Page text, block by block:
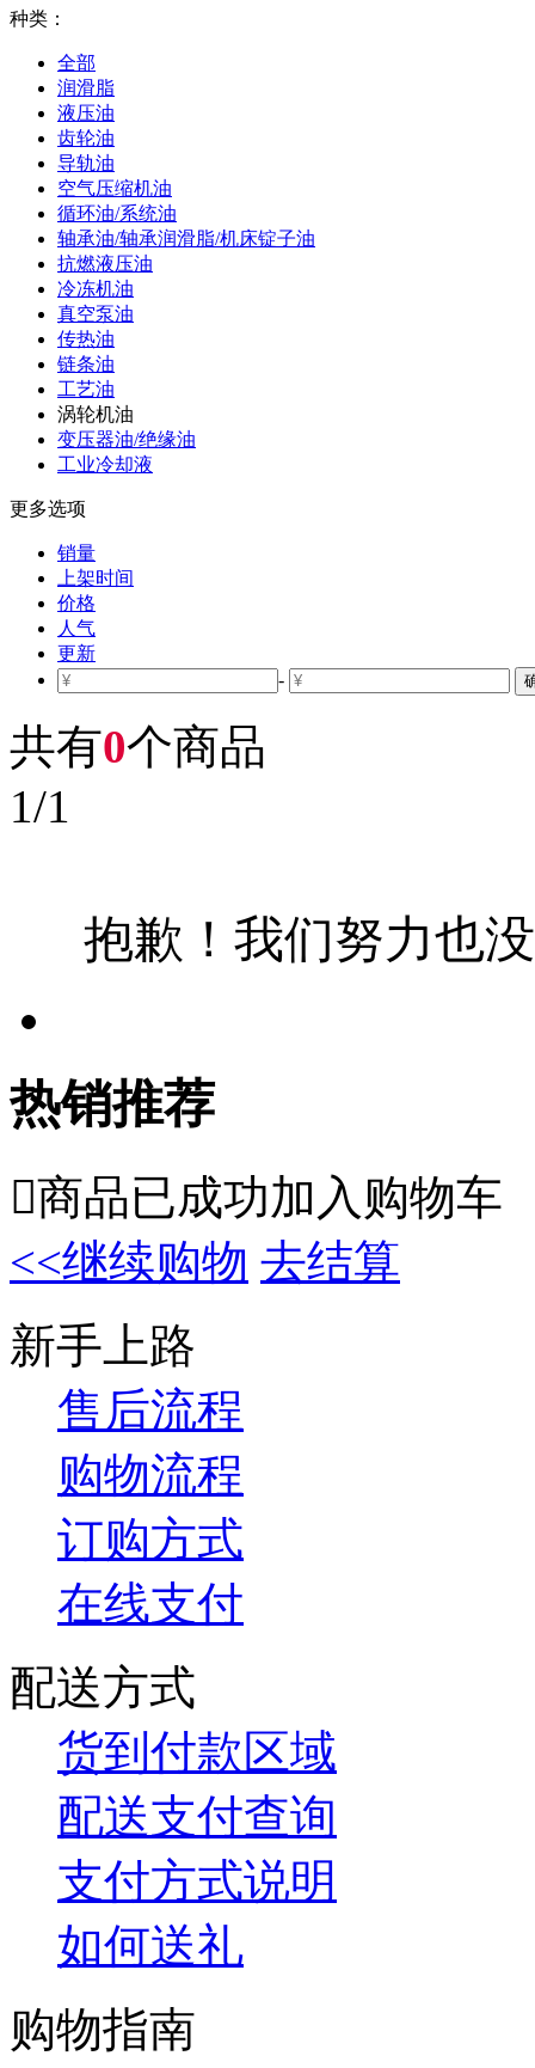
种类：
全部
润滑脂
液压油
齿轮油
导轨油
空气压缩机油
循环油/系统油
轴承油/轴承润滑脂/机床锭子油
抗燃液压油
冷冻机油
真空泵油
传热油
链条油
工艺油
涡轮机油
变压器油/绝缘油
工业冷却液
更多选项
销量
上架时间
价格
人气
更新
-
共有0个商品
1/1
抱歉！我们努力也
热销推荐
商品已成功加入购物车
<<继续购物 去结算
新手上路
售后流程
购物流程
订购方式
在线支付
配送方式
货到付款区域
配送支付查询
支付方式说明
如何送礼
购物指南